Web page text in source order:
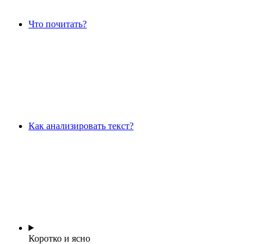
Что почитать?
Как анализировать текст?
Коротко и ясно